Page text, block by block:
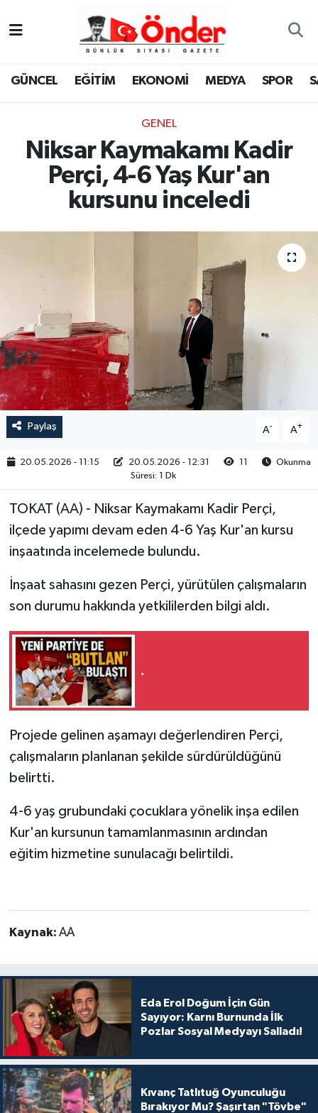
GÜNCEL EĞİTİM EKONOMİ MEDYA SPOR
GENEL
Niksar Kaymakamı Kadir
Perçi, 4-6 Yaş Kur'an
kursunu inceledi
Paylaş A- A+
20.05.2026 - 11:15 20.05.2026 - 12:31 11
Okunma
Süresi: 1 Dk
TOKAT (AA) - Niksar Kaymakamı Kadir Perçi,
ilçede yapımı devam eden 4-6 Yaş Kur'an kursu
inşaatında incelemede bulundu.
İnşaat sahasını gezen Perçi, yürütülen çalışmaların
son durumu hakkında yetkililerden bilgi aldı.
.
Projede gelinen aşamayı değerlendiren Perçi,
çalışmaların planlanan şekilde sürdürüldüğünü
belirtti.
4-6 yaş grubundaki çocuklara yönelik inşa edilen
Kur'an kursunun tamamlanmasının ardından
eğitim hizmetine sunulacağı belirtildi.
Kaynak: AA
Eda Erol Doğum İçin Gün
Sayıyor: Karnı Burnunda İlk
Pozlar Sosyal Medyayı Salladı!
Kıvanç Tatlıtuğ Oyunculuğu
Bırakıyor Mu? Şaşırtan "Tövbe"
GÜNCEL
MEDYA
SAĞLIK
YAŞAM
RESMİ İLAN
Zonguldak Nöbetçi Eczaneler
Zonguldak Namaz Vakitleri
Zonguldak Trafik Yoğunluk Haritası
TFF 3.Lig 4.Grup Puan Durumu ve Fikstür
Tüm Manşetler
Haber Arşivi